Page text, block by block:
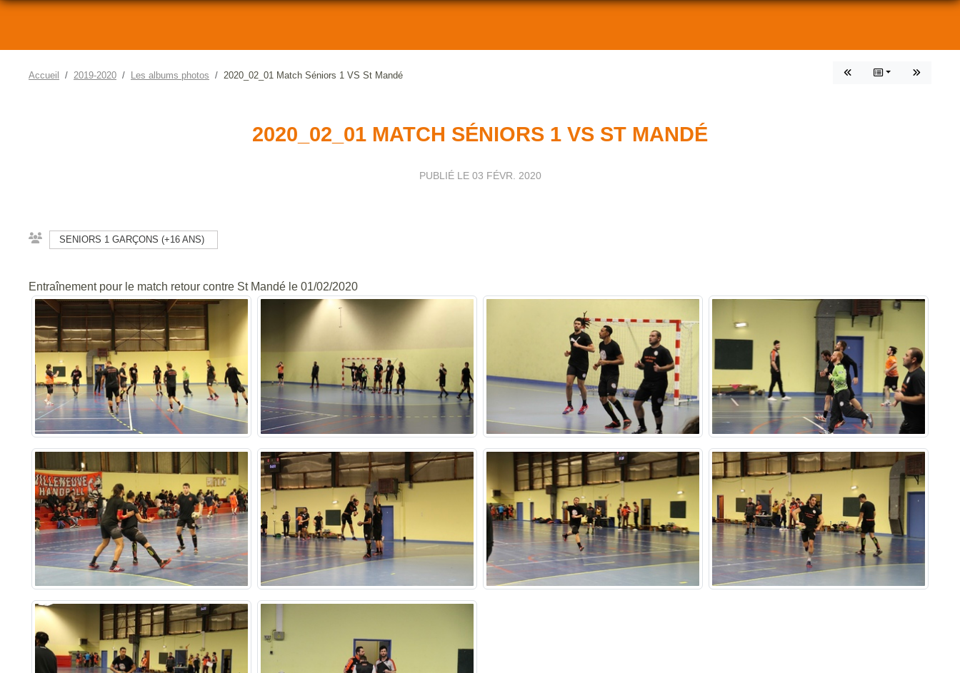
Accueil 2019-2020 Les albums photos 2020_02_01 Match Séniors 1 VS St Mandé
2020_02_01 MATCH SÉNIORS 1 VS ST MANDÉ
PUBLIÉ LE 03 FÉVR. 2020
SENIORS 1 GARÇONS (+16 ANS)
Entraînement pour le match retour contre St Mandé le 01/02/2020